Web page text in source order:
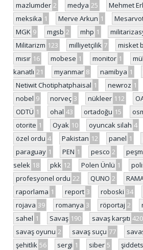
mazlumder 2 medya 25 Mehmet
meksika 1 Merve Arkun 1
MGK 9 mgsb 2 mhp 1
Militarizm 123 milliyetçilik 7 misket
mısır 16 mobese 1 monitor 1
kanatlı 21 myanmar 8 namibya 1
Netiwit Chotiphatphaisal 1 newroz 1
nobel 9 norveç 3 nükleer 112
ODTÜ 1 ohal 43 ortadoğu 15
otorite 1 Oyak 10 oyuncak silah 4
özel ordu 4 Pakistan 12 panel 1
paraguay 1 PEN 1 pesco 2
selek 18 pkk 12 Polen Ünlü 1
profesyonel ordu 22 QUNO 2
raporlama 1 report 3 roboski 34
rojava 39 romanya 3 röportaj 2
sahel 1 Savaş 190 savaş karşıtı 420
savaş oyunu 2 savaş suçu 77
şehitlik 56 sergi 1 siber 5